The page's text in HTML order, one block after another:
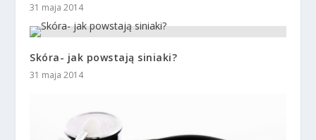
31 maja 2014
Skóra- jak powstają siniaki?
31 maja 2014